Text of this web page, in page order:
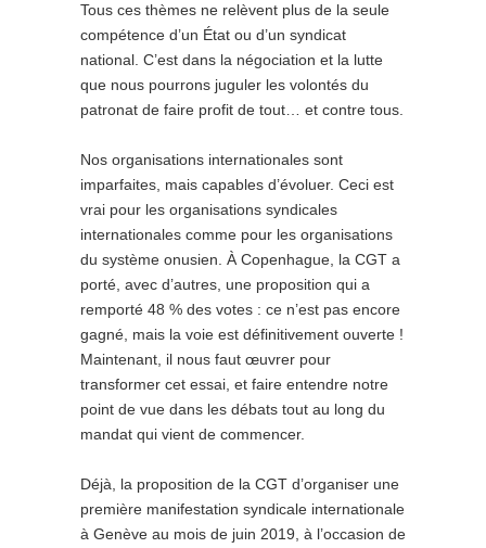
Tous ces thèmes ne relèvent plus de la seule
compétence d’un État ou d’un syndicat
national. C’est dans la négociation et la lutte
que nous pourrons juguler les volontés du
patronat de faire profit de tout… et contre tous.
Nos organisations internationales sont
imparfaites, mais capables d’évoluer. Ceci est
vrai pour les organisations syndicales
internationales comme pour les organisations
du système onusien. À Copenhague, la CGT a
porté, avec d’autres, une proposition qui a
remporté 48 % des votes : ce n’est pas encore
gagné, mais la voie est définitivement ouverte !
Maintenant, il nous faut œuvrer pour
transformer cet essai, et faire entendre notre
point de vue dans les débats tout au long du
mandat qui vient de commencer.
Déjà, la proposition de la CGT d’organiser une
première manifestation syndicale internationale
à Genève au mois de juin 2019, à l’occasion de